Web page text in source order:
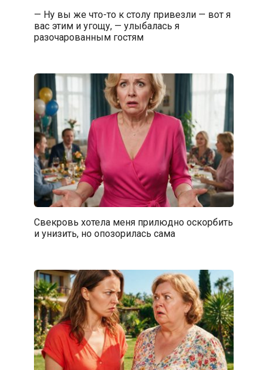
— Ну вы же что-то к столу привезли — вот я
вас этим и угощу, — улыбалась я
разочарованным гостям
Свекровь хотела меня прилюдно оскорбить
и унизить, но опозорилась сама